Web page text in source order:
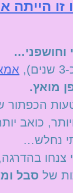
זו
וחושפני…
מואץ.
הכפתור
כואב
נחלש…
צנחו בהדרגה,
של סבל